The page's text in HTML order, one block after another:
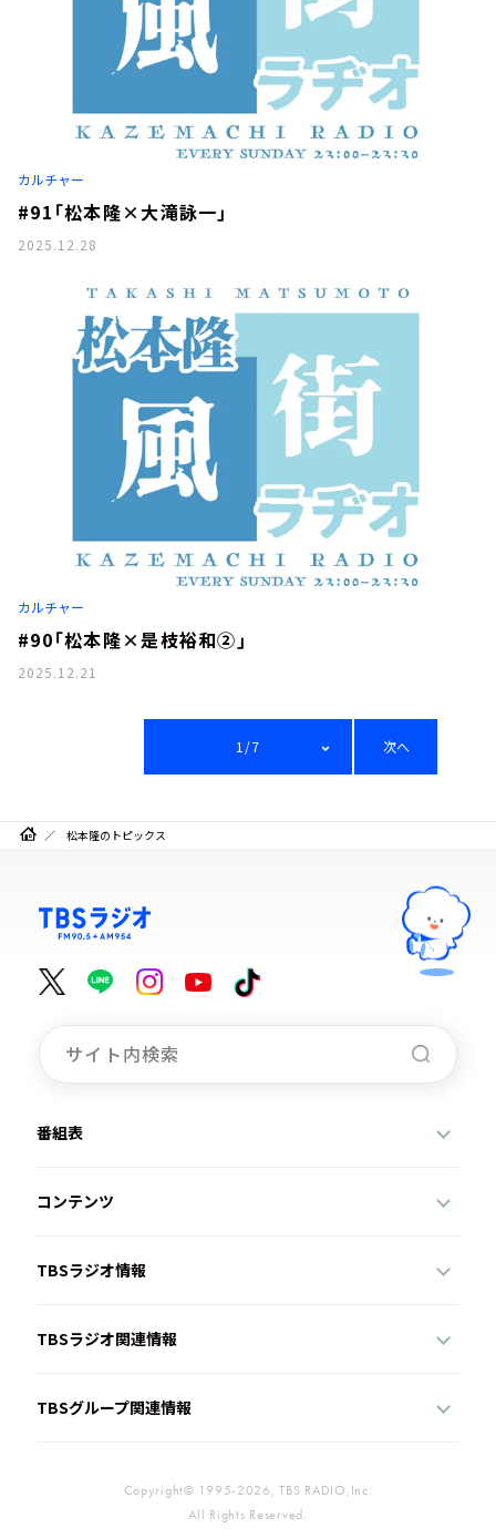
カルチャー
#91「松本隆×大滝詠一」
2025.12.28
カルチャー
#90「松本隆×是枝裕和②」
2025.12.21
1/7 次へ
松本隆のトピックス
番組表
コンテンツ
TBSラジオ情報
TBSラジオ関連情報
TBSグループ関連情報
Copyright© 1995-2026, TBS RADIO,Inc.
All Rights Reserved.